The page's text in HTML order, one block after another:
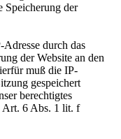
Speicherung der
durch das
der Website an den
muß die IP-
gespeichert
berechtigtes
Art. 6 Abs. 1 lit. f